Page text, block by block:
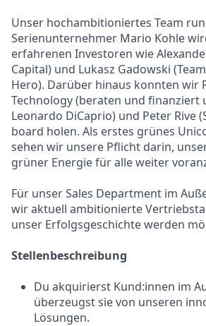
Unser hochambitioniertes Team
Serienunternehmer Mario Kohle
erfahrenen Investoren wie
Capital) und Lukasz Gadowski
Hero). Darüber hinaus konnten wir
Technology (beraten und finanziert
Leonardo DiCaprio) und Peter Rive
board holen. Als erstes grünes
sehen wir unsere Pflicht darin,
grüner Energie für alle weiter
Für unser Sales Department im
wir aktuell ambitionierte
unser Erfolgsgeschichte werden
Stellenbeschreibung
Du akquirierst Kund:innen im
überzeugst sie von unseren
Lösungen.